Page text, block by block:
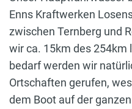
Enns Kraftwerken
zwischen Ternberg und
wir ca. 15km des 254km
bedarf werden wir
Ortschaften gerufen,
dem Boot auf der